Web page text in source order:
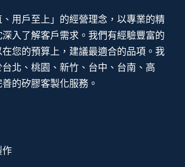
用戶至上」的經營理念，以專業的精
入了解客戶需求。我們有經驗豐富的
您的預算上，建議最適合的品項。我
北、桃園、新竹、台中、台南、高
的矽膠客製化服務。
作